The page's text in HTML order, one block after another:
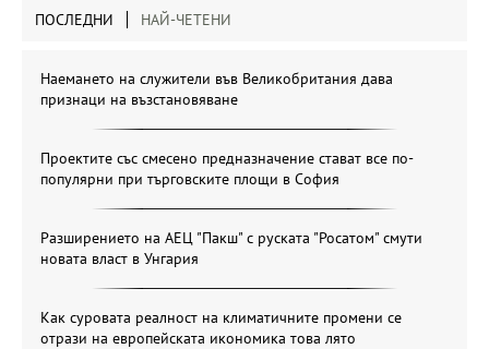
ПОСЛЕДНИ НАЙ-ЧЕТЕНИ
Наемането на служители във Великобритания дава
признаци на възстановяване
Проектите със смесено предназначение стават все по-
популярни при търговските площи в София
Разширението на АЕЦ "Пакш" с руската "Росатом" смути
новата власт в Унгария
Как суровата реалност на климатичните промени се
отрази на европейската икономика това лято